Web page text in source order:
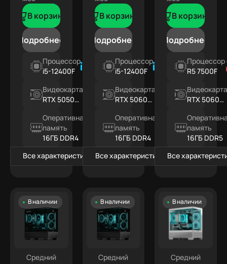
В корзину
Подробнее
Процессор
i5-12400F
Видеокарта
RTX 5050
Оперативная
память
16ГБ DDR4
Все характеристики
В корзину
Подробнее
Процессор
i5-12400F
Видеокарта
RTX 5060
Оперативная
память
16ГБ DDR4
Все характеристики
В корзину
Подробнее
Процессор
R5 7500F
RTX 5060
память
16ГБ DDR5
Все
В наличии
Средний
В наличии
Средний
В наличии
Средний